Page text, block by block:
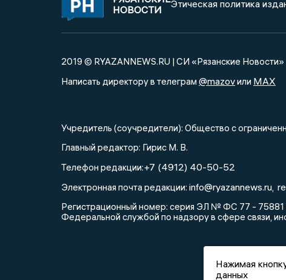
НОВОСТИ
Этическая политика
2019 © RYAZANNEWS.RU | СИ «Рязанские Новости»
Написать директору в телеграм @mazovили MAX
Учредитель (соучредители): Общество с
Главный редактор: Гирис М. В.
Телефон редакции:+7 (4912) 40-50-52
Электронная почта редакции: info@ryazannews.ru
Регистрационный номер: серия ЭЛ № ФС 77 - 75881
Федеральной службой по надзору в сфере связи,
Нажимая
данных